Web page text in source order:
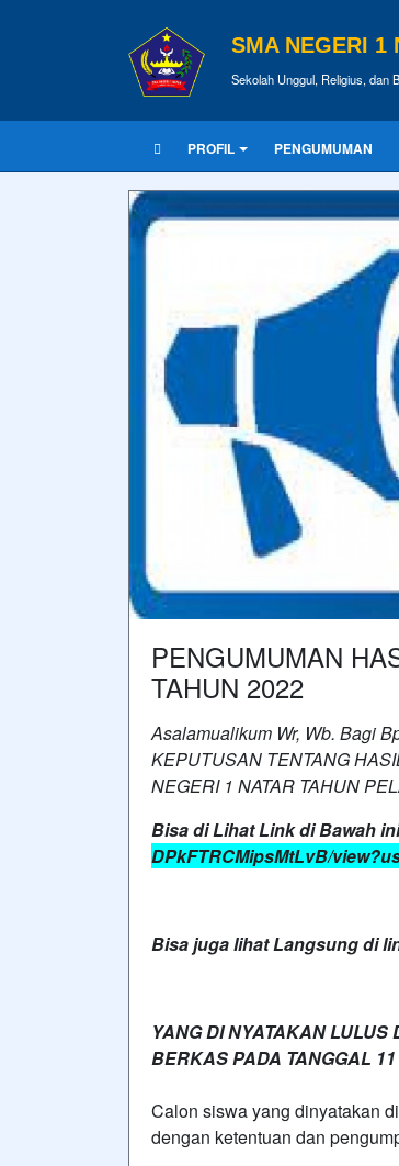
SMA NEGERI 1
Sekolah Unggul, Religius, dan
PROFIL PENGUMUMAN
PENGUMUMAN
TAHUN 2022
Asalamualikum Wr, Wb. Bagi
KEPUTUSAN TENTANG
NEGERI 1 NATAR TAHUN
Bisa di Lihat Link di Bawah ini
DPkFTRCMipsMtLvB/
Bisa juga lihat Langsung di
YANG DI NYATAKAN
BERKAS PADA TANGGAL
Calon siswa yang dinyatakan
dengan ketentuan dan